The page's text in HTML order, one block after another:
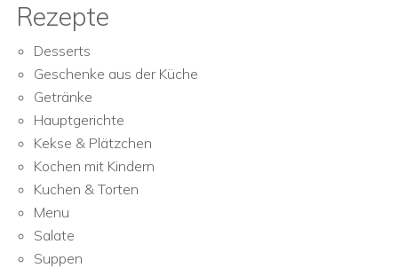
Rezepte
Desserts
Geschenke aus der Küche
Getränke
Hauptgerichte
Kekse & Plätzchen
Kochen mit Kindern
Kuchen & Torten
Menu
Salate
Suppen